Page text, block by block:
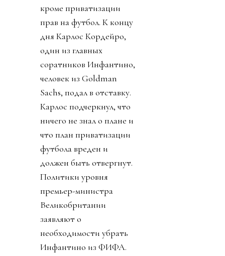
кроме приватизации
прав на футбол. К концу
дня Карлос Кордейро,
один из главных
соратников Инфантино,
человек из Goldman
Sachs, подал в отставку.
Карлос подчеркнул, что
ничего не знал о плане и
что план приватизации
футбола вреден и
должен быть отвергнут.
Политики уровня
премьер-министра
Великобритании
заявляют о
необходимости убрать
Инфантино из ФИФА.